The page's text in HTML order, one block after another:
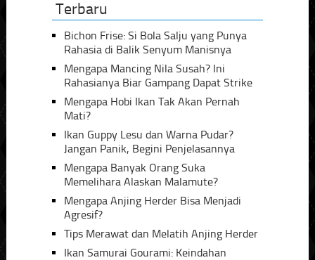
Terbaru
Bichon Frise: Si Bola Salju yang Punya
Rahasia di Balik Senyum Manisnya
Mengapa Mancing Nila Susah? Ini
Rahasianya Biar Gampang Dapat Strike
Mengapa Hobi Ikan Tak Akan Pernah
Mati?
Ikan Guppy Lesu dan Warna Pudar?
Jangan Panik, Begini Penjelasannya
Mengapa Banyak Orang Suka
Memelihara Alaskan Malamute?
Mengapa Anjing Herder Bisa Menjadi
Agresif?
Tips Merawat dan Melatih Anjing Herder
Ikan Samurai Gourami: Keindahan